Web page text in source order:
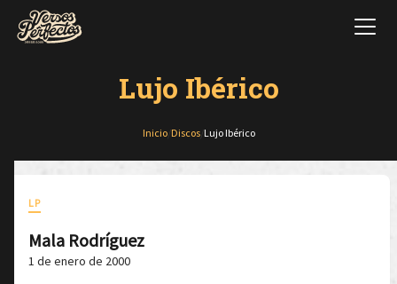
Lujo Ibérico
Inicio/ Discos/ Lujo Ibérico
LP
Mala Rodríguez
1 de enero de 2000